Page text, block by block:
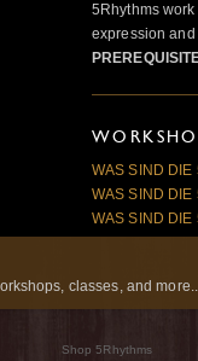
5Rhythms
expression
WAS SIND
WAS SIND
WAS SIND DIE
classes, and
Shop 5Rhythms